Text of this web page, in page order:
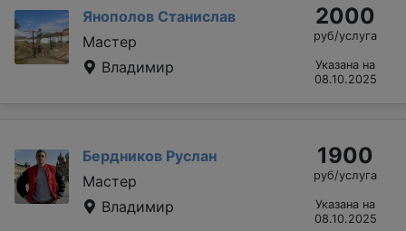
Янополов Станислав
Мастер
Владимир
2000
руб/услуга
Указана на
08.10.2025
Бердников Руслан
Мастер
Владимир
1900
руб/услуга
Указана на
08.10.2025